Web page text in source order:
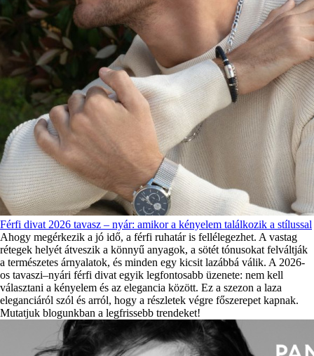
Férfi divat 2026 tavasz – nyár: amikor a kényelem találkozik a stílussal
Ahogy megérkezik a jó idő, a férfi ruhatár is fellélegezhet. A vastag
rétegek helyét átveszik a könnyű anyagok, a sötét tónusokat felváltják
a természetes árnyalatok, és minden egy kicsit lazábbá válik. A 2026-
os tavaszi–nyári férfi divat egyik legfontosabb üzenete: nem kell
választani a kényelem és az elegancia között. Ez a szezon a laza
eleganciáról szól és arról, hogy a részletek végre főszerepet kapnak.
Mutatjuk blogunkban a legfrissebb trendeket!